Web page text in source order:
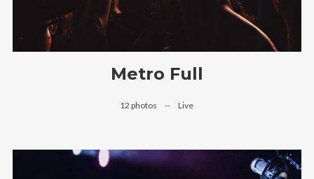
Metro Full
12 photos — Live